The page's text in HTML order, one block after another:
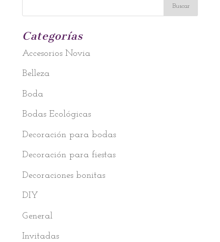
Categorías
Accesorios Novia
Belleza
Boda
Bodas Ecológicas
Decoración para bodas
Decoración para fiestas
Decoraciones bonitas
DIY
General
Invitadas